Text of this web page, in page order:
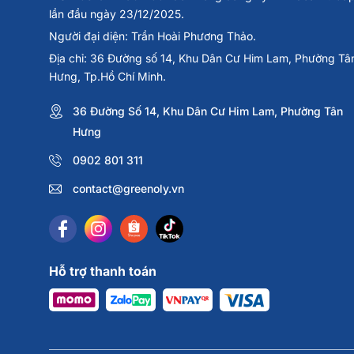
lần đầu ngày 23/12/2025.
Người đại diện: Trần Hoài Phương Thảo.
Địa chỉ: 36 Đường số 14, Khu Dân Cư Him Lam, Phường
Hưng, Tp.Hồ Chí Minh.
36 Đường Số 14, Khu Dân Cư Him Lam, Phường Tân
Hưng
0902 801 311
contact@greenoly.vn
Hỗ trợ thanh toán